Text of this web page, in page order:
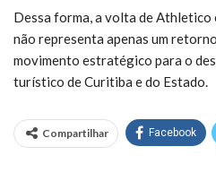
Dessa forma, a volta de
não representa apenas um
movimento estratégico para o
turístico de Curitiba e do Estado.
Compartilhar Facebook